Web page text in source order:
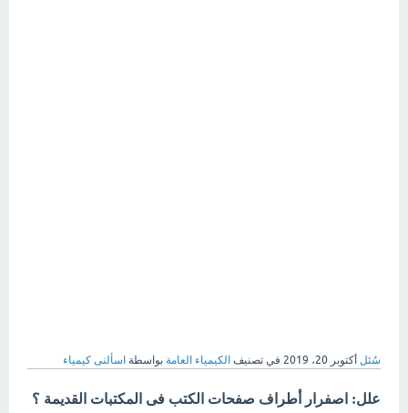
سُئل أكتوبر 20، 2019 في تصنيف الكيمياء العامة بواسطة اسألنى كيمياء
علل: اصفرار أطراف صفحات الكتب فى المكتبات القديمة ؟